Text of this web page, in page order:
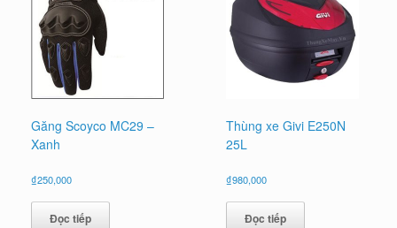
Găng Scoyco MC29 –
Xanh
₫250,000
Đọc tiếp
Thùng xe Givi E250N
25L
₫980,000
Đọc tiếp